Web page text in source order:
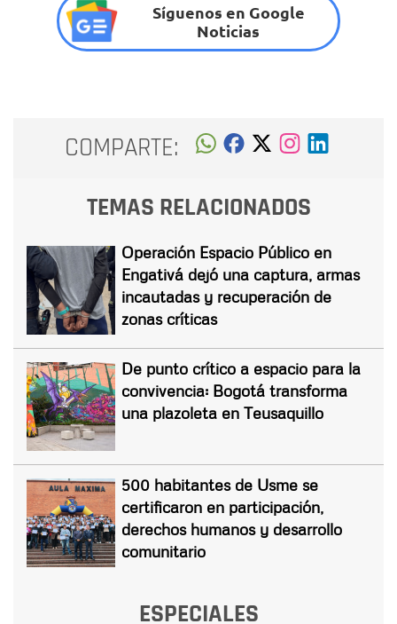
Síguenos en Google
Noticias
COMPARTE:
TEMAS RELACIONADOS
Operación Espacio Público en
Engativá dejó una captura, armas
incautadas y recuperación de
zonas críticas
De punto crítico a espacio para la
convivencia: Bogotá transforma
una plazoleta en Teusaquillo
500 habitantes de Usme se
certificaron en participación,
derechos humanos y desarrollo
comunitario
ESPECIALES